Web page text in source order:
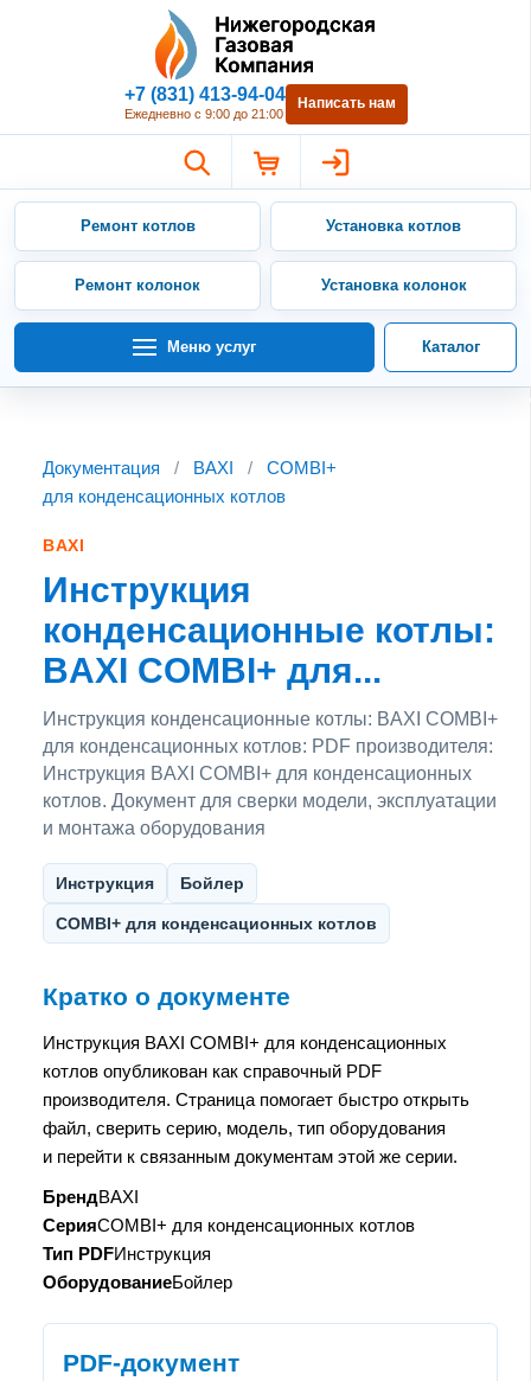
Нижегородская Газовая
+7 (831) 413-94-04
Ежедневно с 9:00 до 21:00
Написать нам
Ремонт котлов Установка котлов
Ремонт колонок Установка колонок
Меню услуг Каталог
Документация / BAXI /
COMBI+
для конденсационных котлов
BAXI
Инструкция
конденсационные котлы:
BAXI COMBI+ для...
Инструкция конденсационные котлы: BAXI COMBI+
для конденсационных котлов: PDF производителя:
Инструкция BAXI COMBI+ для конденсационных
котлов. Документ для сверки модели, эксплуатации
и монтажа оборудования
Инструкция Бойлер
COMBI+ для конденсационных котлов
Кратко о документе
Инструкция BAXI COMBI+ для конденсационных
котлов опубликован как справочный PDF
производителя. Страница помогает быстро открыть
файл, сверить серию, модель, тип оборудования
и перейти к связанным документам этой же серии.
БрендBAXI
СерияCOMBI+ для конденсационных котлов
Тип PDFИнструкция
ОборудованиеБойлер
PDF-документ